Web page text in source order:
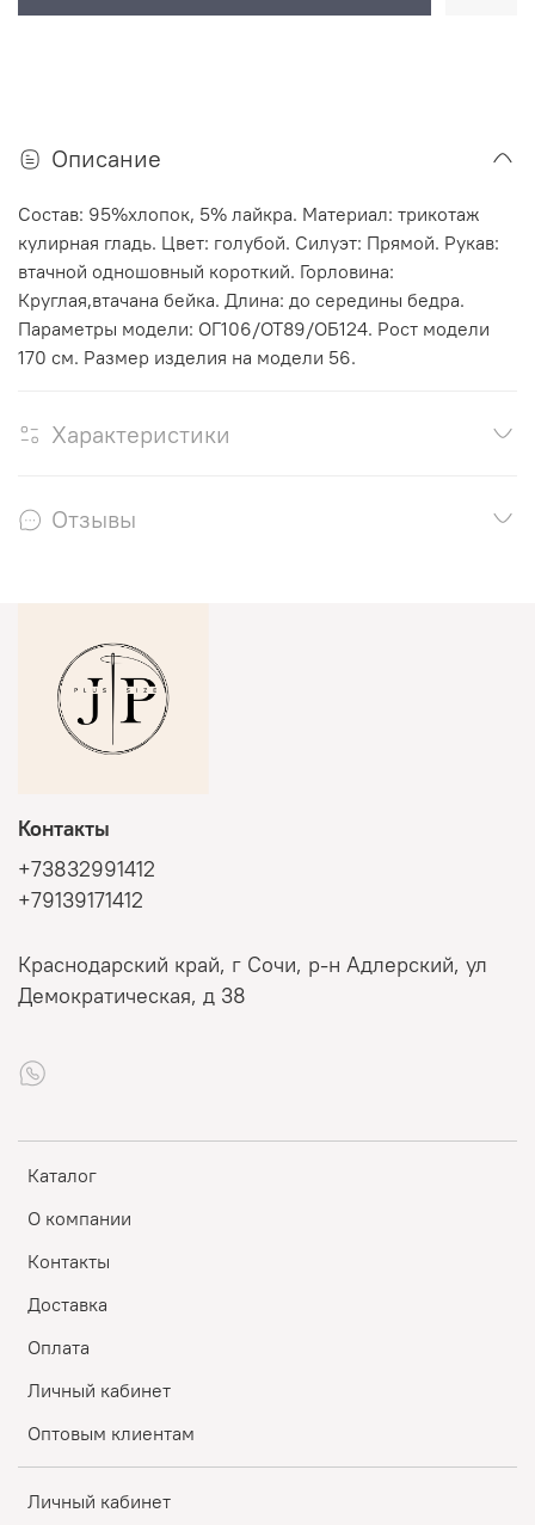
Описание
Состав: 95%хлопок, 5% лайкра. Материал: трикотаж
кулирная гладь. Цвет: голубой. Силуэт: Прямой. Рукав:
втачной одношовный короткий. Горловина:
Круглая,втачана бейка. Длина: до середины бедра.
Параметры модели: ОГ106/ОТ89/ОБ124. Рост модели
170 см. Размер изделия на модели 56.
Характеристики
Отзывы
Каталог
О компании
Контакты
Доставка
Оплата
Личный кабинет
Оптовым клиентам
Личный кабинет
Контакты
+73832991412
+79139171412
Краснодарский край, г Сочи, р-н Адлерский, ул
Демократическая, д 38